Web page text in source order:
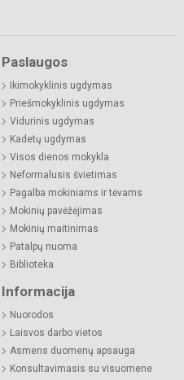
Paslaugos
Ikimokyklinis ugdymas
Priešmokyklinis ugdymas
Vidurinis ugdymas
Kadetų ugdymas
Visos dienos mokykla
Neformalusis švietimas
Pagalba mokiniams ir tėvams
Mokinių pavėžėjimas
Mokinių maitinimas
Patalpų nuoma
Biblioteka
Informacija
Nuorodos
Laisvos darbo vietos
Asmens duomenų apsauga
Konsultavimasis su visuomene